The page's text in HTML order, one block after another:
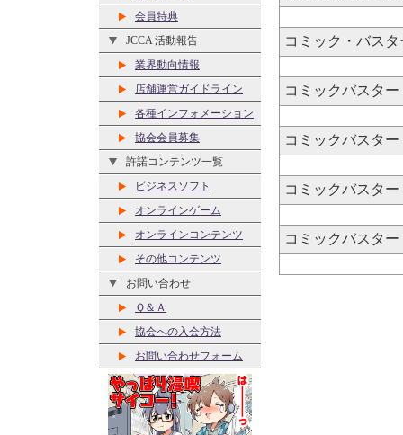
会員特典
JCCA 活動報告
業界動向情報
店舗運営ガイドライン
各種インフォメーション
協会会員募集
許諾コンテンツ一覧
ビジネスソフト
オンラインゲーム
オンラインコンテンツ
その他コンテンツ
お問い合わせ
Ｑ＆Ａ
協会への入会方法
お問い合わせフォーム
コミック・バス
コミックバスタ
コミックバスター
コミックバスタ
コミックバスタ